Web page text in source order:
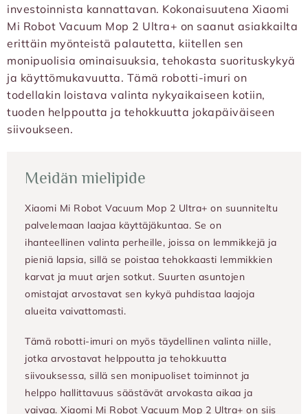
investoinnista kannattavan. Kokonaisuutena Xiaomi
Mi Robot Vacuum Mop 2 Ultra+ on saanut asiakkailta
erittäin myönteistä palautetta, kiitellen sen
monipuolisia ominaisuuksia, tehokasta suorituskykyä
ja käyttömukavuutta. Tämä robotti-imuri on
todellakin loistava valinta nykyaikaiseen kotiin,
tuoden helppoutta ja tehokkuutta jokapäiväiseen
siivoukseen.
Meidän mielipide
Xiaomi Mi Robot Vacuum Mop 2 Ultra+ on suunniteltu
palvelemaan laajaa käyttäjäkuntaa. Se on
ihanteellinen valinta perheille, joissa on lemmikkejä ja
pieniä lapsia, sillä se poistaa tehokkaasti lemmikkien
karvat ja muut arjen sotkut. Suurten asuntojen
omistajat arvostavat sen kykyä puhdistaa laajoja
alueita vaivattomasti.
Tämä robotti-imuri on myös täydellinen valinta niille,
jotka arvostavat helppoutta ja tehokkuutta
siivouksessa, sillä sen monipuoliset toiminnot ja
helppo hallittavuus säästävät arvokasta aikaa ja
vaivaa. Xiaomi Mi Robot Vacuum Mop 2 Ultra+ on siis